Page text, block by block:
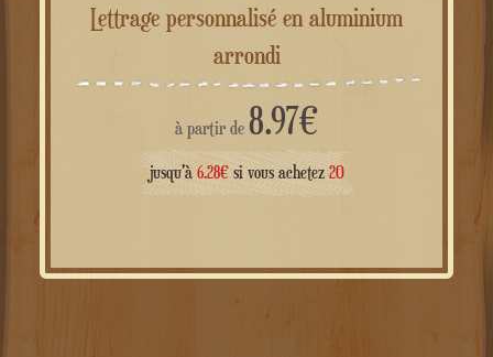
Lettrage personnalisé en aluminium
arrondi
à partir de 8.97€
jusqu'à 6.28€si vous achetez 20